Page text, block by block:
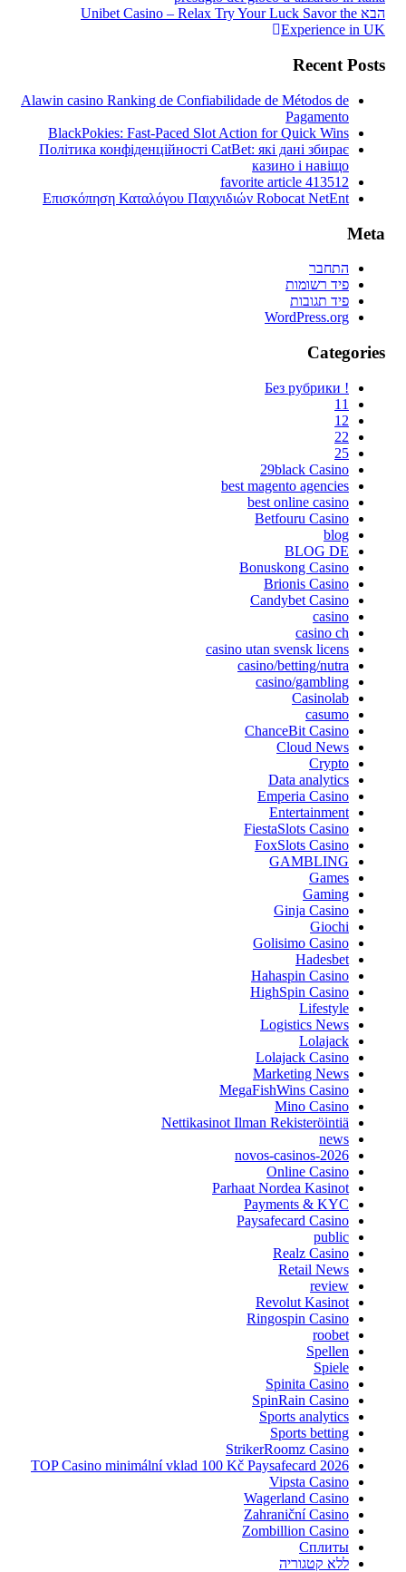
הפוסט
הבא
הבא Unibet Casino – Relax Try Your Luck Savor the
Experience in UK
Recent Posts
Alawin casino Ranking de Confiabilidade de Métodos de
Pagamento
BlackPokies: Fast-Paced Slot Action for Quick Wins
Політика конфіденційності CatBet: які дані збирає
казино і навіщо
favorite article 413512
Επισκόπηση Καταλόγου Παιχνιδιών Robocat NetEnt
Meta
התחבר
פיד רשומות
פיד תגובות
WordPress.org
Categories
! Без рубрики
11
12
22
25
29black Casino
best magento agencies
best online casino
Betfouru Casino
blog
BLOG DE
Bonuskong Casino
Brionis Casino
Candybet Casino
casino
casino ch
casino utan svensk licens
casino/betting/nutra
casino/gambling
Casinolab
casumo
ChanceBit Casino
Cloud News
Crypto
Data analytics
Emperia Casino
Entertainment
FiestaSlots Casino
FoxSlots Casino
GAMBLING
Games
Gaming
Ginja Casino
Giochi
Golisimo Casino
Hadesbet
Hahaspin Casino
HighSpin Casino
Lifestyle
Logistics News
Lolajack
Lolajack Casino
Marketing News
MegaFishWins Casino
Mino Casino
Nettikasinot Ilman Rekisteröintiä
news
novos-casinos-2026
Online Casino
Parhaat Nordea Kasinot
Payments & KYC
Paysafecard Casino
public
Realz Casino
Retail News
review
Revolut Kasinot
Ringospin Casino
roobet
Spellen
Spiele
Spinita Casino
SpinRain Casino
Sports analytics
Sports betting
StrikerRoomz Casino
TOP Casino minimální vklad 100 Kč Paysafecard 2026
Vipsta Casino
Wagerland Casino
Zahraniční Casino
Zombillion Casino
Сплиты
ללא קטגוריה